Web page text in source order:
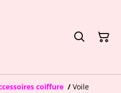
coiffure / Voile